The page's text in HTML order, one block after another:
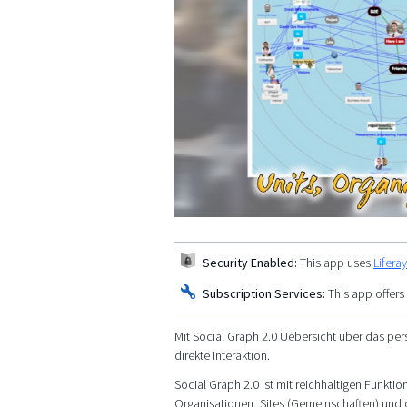
Security Enabled: This app uses
Subscription Services: This app
Mit Social Graph 2.0 Uebersicht über das
direkte Interaktion.
Social Graph 2.0 ist mit reichhaltigen
Organisationen, Sites (Gemeinschaften)